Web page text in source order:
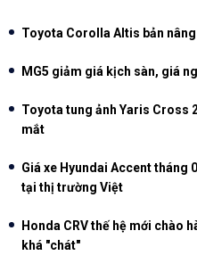
Toyota Corolla Altis bản
MG5 giảm giá kịch sàn, giá
Toyota tung ảnh Yaris Cross
mắt
Giá xe Hyundai Accent tháng
tại thị trường Việt
Honda CRV thế hệ mới chào
khá "chát"